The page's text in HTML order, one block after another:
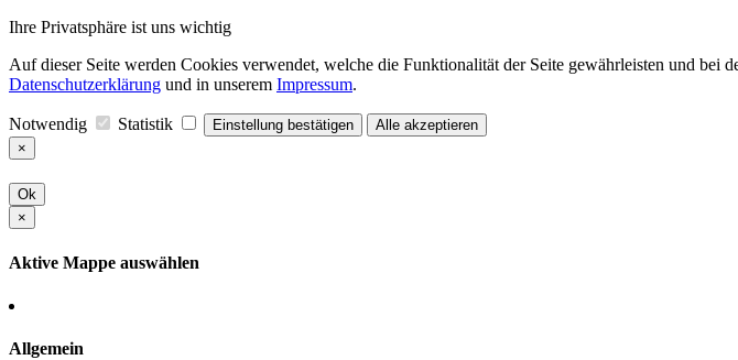
Ihre Privatsphäre ist uns wichtig
Auf dieser Seite werden Cookies verwendet, welche die Funktionalität der Seite gewährleisten und
Datenschutzerklärung und in unserem Impressum.
Notwendig Statistik Einstellung bestätigen
Alle akzeptieren
×
Ok
×
Aktive Mappe auswählen
Allgemein